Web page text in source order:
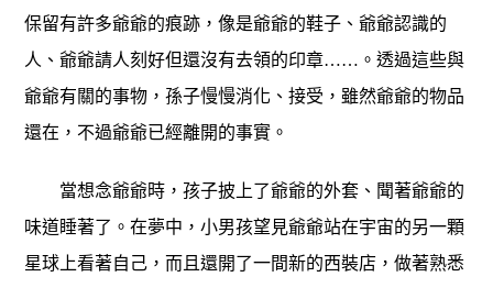
保留有許多爺爺的痕跡，像是爺爺的鞋子、爺爺認識的
人、爺爺請人刻好但還沒有去領的印章……。透過這些與
爺爺有關的事物，孫子慢慢消化、接受，雖然爺爺的物品
還在，不過爺爺已經離開的事實。
當想念爺爺時，孩子披上了爺爺的外套、聞著爺爺的
味道睡著了。在夢中，小男孩望見爺爺站在宇宙的另一顆
星球上看著自己，而且還開了一間新的西裝店，做著熟悉